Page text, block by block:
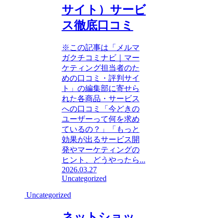
サイト）サービ
ス徹底口コミ
※この記事は「メルマ
ガクチコミナビ｜マー
ケティング担当者のた
めの口コミ・評判サイ
ト」の編集部に寄せら
れた各商品・サービス
への口コミ「今どきの
ユーザーって何を求め
ているの？」「もっと
効果が出るサービス開
発やマーケティングの
ヒント、どうやったら...
2026.03.27
Uncategorized
Uncategorized